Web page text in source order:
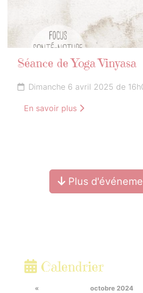
Séance de Yoga Vinyasa
Dimanche 6 avril 2025 de
En savoir plus
Plus
Calendrier
« octobre 2024